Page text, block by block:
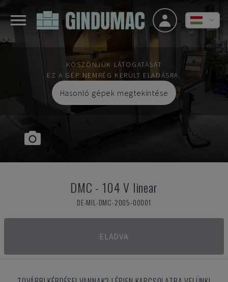
KÖSZÖNJÜK LÁTOGATÁSÁT
EZ A GÉP NEMRÉG KERÜLT ELADÁSRA.
Hasonló gépek megtekintése
DMC - 104 V linear
DE-MIL-DMC-2005-00001
ELADVA